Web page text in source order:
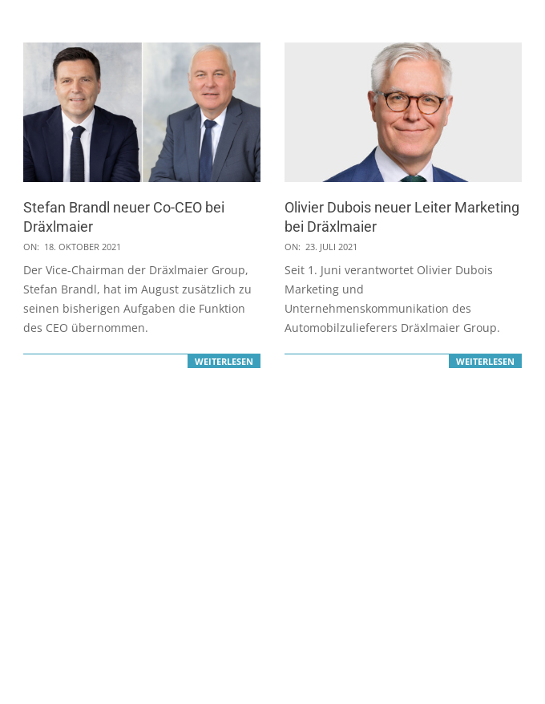
Stefan Brandl neuer Co-CEO bei
Dräxlmaier
2021-
10-
18
ON: 18. OKTOBER 2021
Der Vice-Chairman der Dräxlmaier Group,
Stefan Brandl, hat im August zusätzlich zu
seinen bisherigen Aufgaben die Funktion
des CEO übernommen.
WEITERLESEN
Olivier Dubois neuer Leiter Marketing
bei Dräxlmaier
2021-
07-
23
ON: 23. JULI 2021
Seit 1. Juni verantwortet Olivier Dubois
Marketing und
Unternehmenskommunikation des
Automobilzulieferers Dräxlmaier Group.
WEITERLESEN